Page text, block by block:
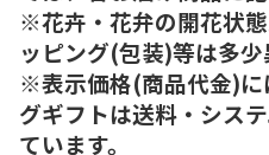
※花卉・花弁の開花状
ッピング(包装)等は多少
※表示価格(商品代金)に
グギフトは送料・シス
ています。